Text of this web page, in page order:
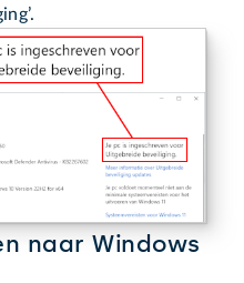
naar Windows